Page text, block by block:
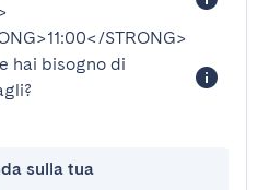
STRONG>
hai bisogno di
sulla tua